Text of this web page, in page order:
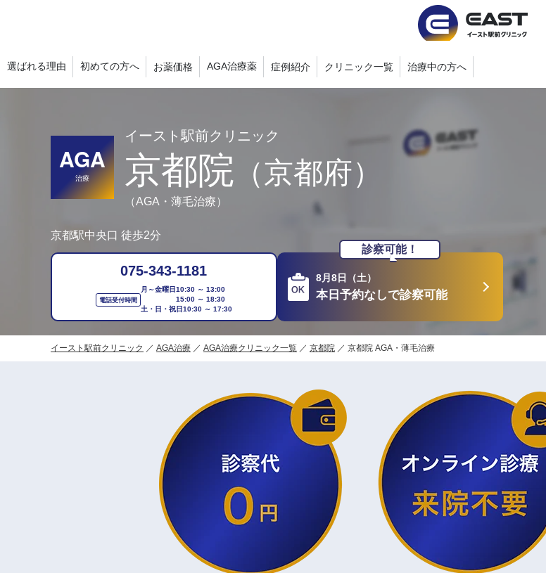
選ばれる理由 初めての方へ お薬価格 AGA治療薬 症例紹介 クリニック一覧 治療中の方へ
AGA
治療
イースト駅前クリニック
京都院 （京都府）
（AGA・薄毛治療）
京都駅中央口 徒歩2分
075-343-1181
電話受付時間
月～金曜日10:30 ～ 13:00
15:00 ～ 18:30
土・日・祝日10:30 ～ 17:30
診察可能！
8月8日（土）
本日予約なしで診察可能
イースト駅前クリニック AGA治療 AGA治療クリニック一覧 京都院 京都院 AGA・薄毛治療